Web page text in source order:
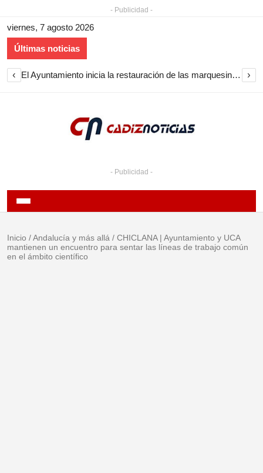
- Publicidad -
viernes, 7 agosto 2026
Últimas noticias
‹ El Ayuntamiento inicia la restauración de las marquesinas de Plaza Esteve para volver a instalarlas en el centro de Jerez ›
- Publicidad -
Inicio /Andalucía y más allá / CHICLANA | Ayuntamiento y UCA
mantienen un encuentro para sentar las líneas de trabajo común
en el ámbito científico